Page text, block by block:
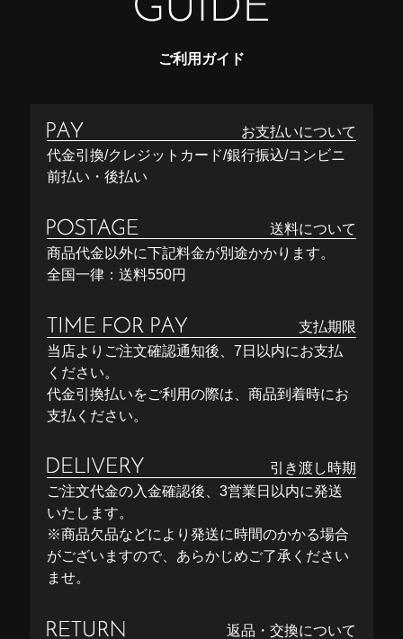
ご利用ガイド
お支払いについて
代金引換/クレジットカード/銀行振込/コンビニ
前払い・後払い
送料について
商品代金以外に下記料金が別途かかります。
全国一律：送料550円
支払期限
当店よりご注文確認通知後、7日以内にお支払
ください。
代金引換払いをご利用の際は、商品到着時にお
支払ください。
引き渡し時期
ご注文代金の入金確認後、3営業日以内に発送
いたします。
※商品欠品などにより発送に時間のかかる場合
がございますので、あらかじめご了承ください
ませ。
返品・交換について